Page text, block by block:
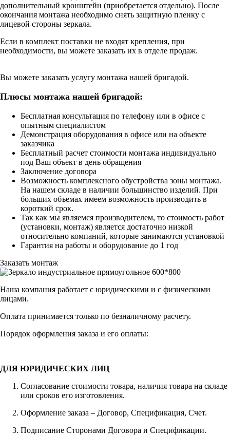
дополнительный кронштейн (приобретается отдельно). После
окончания монтажа необходимо снять защитную пленку с
лицевой стороны зеркала.
Если в комплект поставки не входят крепления, при
необходимости, вы можете заказать их в отделе продаж.
Вы можете заказать услугу монтажа нашей бригадой.
Плюсы монтажа нашей бригадой:
Бесплатная консультация по телефону или в офисе с
опытным специалистом
Демонстрация оборудования в офисе или на объекте
заказчика
Бесплатный расчет стоимости монтажа индивидуально
под Ваш объект в день обращения
Заключение договора
Возможность комплексного обустройства зоны монтажа.
На нашем складе в наличии большинство изделий. При
больших объемах имеем возможность производить в
короткий срок.
Так как мы являемся производителем, то стоимость работ
(установки, монтаж) является достаточно низкой
относительно компаний, которые занимаются установкой
Гарантия на работы и оборудование до 1 год
Заказать монтаж
Наша компания работает с юридическими и с физическими
лицами.
Оплата принимается только по безналичному расчету.
Порядок оформления заказа и его оплаты:
ДЛЯ ЮРИДИЧЕСКИХ ЛИЦ
Согласование стоимости товара, наличия товара на складе
или сроков его изготовления.
Оформление заказа – Договор, Спецификация, Счет.
Подписание Сторонами Договора и Спецификации.